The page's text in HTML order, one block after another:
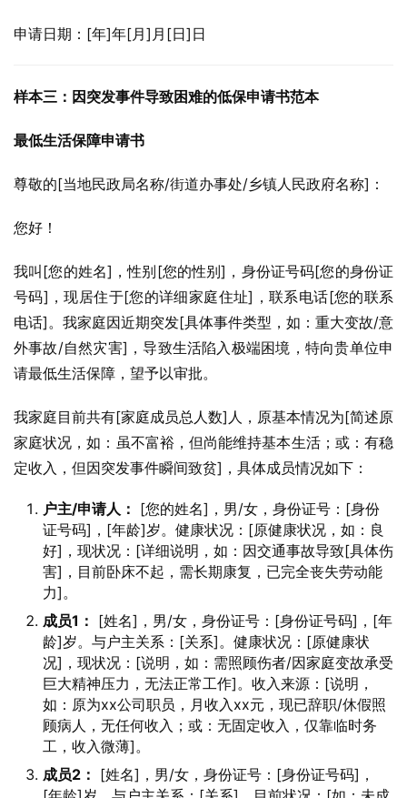
申请日期：[年]年[月]月[日]日
样本三：因突发事件导致困难的低保申请书范本
最低生活保障申请书
尊敬的[当地民政局名称/街道办事处/乡镇人民政府名称]：
您好！
我叫[您的姓名]，性别[您的性别]，身份证号码[您的身份证
号码]，现居住于[您的详细家庭住址]，联系电话[您的联系
电话]。我家庭因近期突发[具体事件类型，如：重大变故/意
外事故/自然灾害]，导致生活陷入极端困境，特向贵单位申
请最低生活保障，望予以审批。
我家庭目前共有[家庭成员总人数]人，原基本情况为[简述原
家庭状况，如：虽不富裕，但尚能维持基本生活；或：有稳
定收入，但因突发事件瞬间致贫]，具体成员情况如下：
户主/申请人： [您的姓名]，男/女，身份证号：[身份
证号码]，[年龄]岁。健康状况：[原健康状况，如：良
好]，现状况：[详细说明，如：因交通事故导致[具体伤
害]，目前卧床不起，需长期康复，已完全丧失劳动能
力]。
成员1： [姓名]，男/女，身份证号：[身份证号码]，[年
龄]岁。与户主关系：[关系]。健康状况：[原健康状
况]，现状况：[说明，如：需照顾伤者/因家庭变故承受
巨大精神压力，无法正常工作]。收入来源：[说明，
如：原为xx公司职员，月收入xx元，现已辞职/休假照
顾病人，无任何收入；或：无固定收入，仅靠临时务
工，收入微薄]。
成员2： [姓名]，男/女，身份证号：[身份证号码]，